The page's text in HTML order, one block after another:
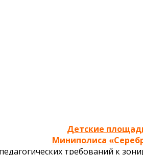
Детские
Миниполиса
требований к